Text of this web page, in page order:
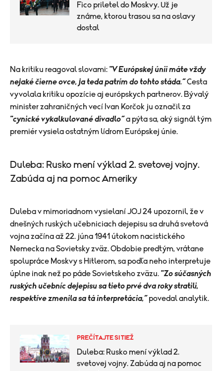
Fico priletel do Moskvy. Už je
známe, ktorou trasou sa na oslavy
dostal
​Na kritiku reagoval slovami: "V Európskej únii máte vždy
nejaké čierne ovce, ja teda patrím do tohto stáda.“Cesta
vyvolala kritiku opozície aj európskych partnerov. Bývalý
minister zahraničných vecí Ivan Korčok ju označil za
"cynické vykalkulované divadlo“a pýta sa, aký signál tým
premiér vysiela ostatným lídrom Európskej únie.
Duleba: Rusko mení výklad 2. svetovej vojny.
Zabúda aj na pomoc Ameriky
Duleba v mimoriadnom vysielaní JOJ 24 upozornil, že v
dnešných ruských učebniciach dejepisu sa druhá svetová
vojna začína až 22. júna 1941 útokom nacistického
Nemecka na Sovietsky zväz. Obdobie predtým, vrátane
spolupráce Moskvy s Hitlerom, sa podľa neho interpretuje
úplne inak než po páde Sovietskeho zväzu. "Zo súčasných
ruských učebníc dejepisu sa tieto prvé dva roky stratili,
respektíve zmenila sa tá interpretácia,“povedal analytik.
PREČÍTAJTE SI TIEŽ
Duleba: Rusko mení výklad 2.
svetovej vojny. Zabúda aj na pomoc